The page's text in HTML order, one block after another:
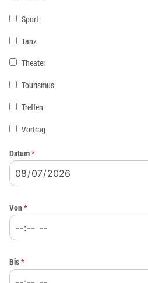
Sport
Tanz
Theater
Tourismus
Treffen
Vortrag
Datum*
Von*
Bis*